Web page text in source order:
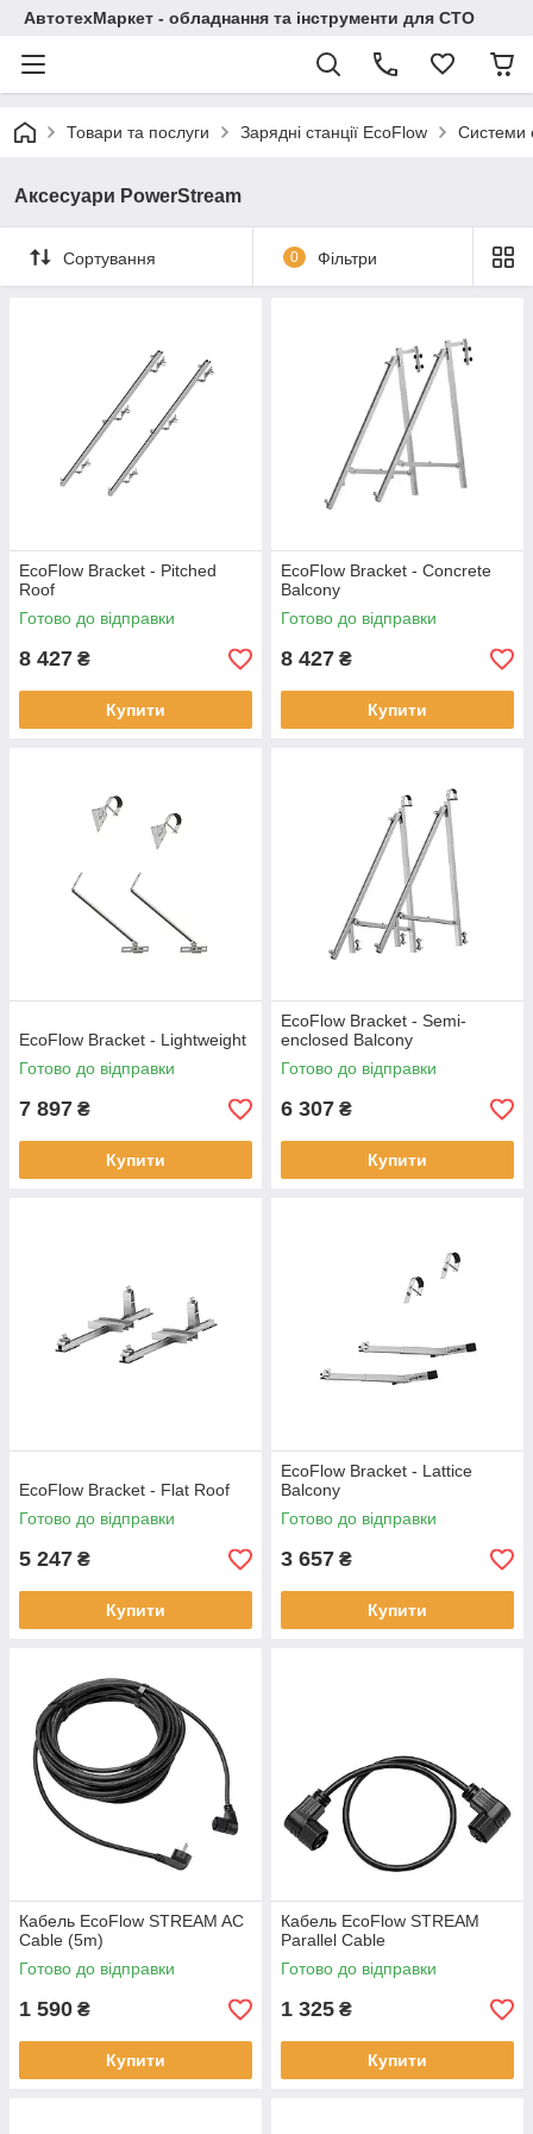
АвтотехМаркет - обладнання та інструменти для СТО
Товари та послуги Зарядні станції EcoFlow Системи
Аксесуари PowerStream
Сортування 0 Фільтри
EcoFlow Bracket - Pitched
Roof
Готово до відправки
8 427 ₴
Купити
EcoFlow Bracket - Concrete
Balcony
Готово до відправки
8 427 ₴
Купити
EcoFlow Bracket - Lightweight
Готово до відправки
7 897 ₴
Купити
EcoFlow Bracket - Semi-
enclosed Balcony
Готово до відправки
6 307 ₴
Купити
EcoFlow Bracket - Flat Roof
Готово до відправки
5 247 ₴
Купити
EcoFlow Bracket - Lattice
Balcony
Готово до відправки
3 657 ₴
Купити
Кабель EcoFlow STREAM AC
Cable (5m)
Готово до відправки
1 590 ₴
Купити
Кабель EcoFlow STREAM
Parallel Cable
Готово до відправки
1 325 ₴
Купити